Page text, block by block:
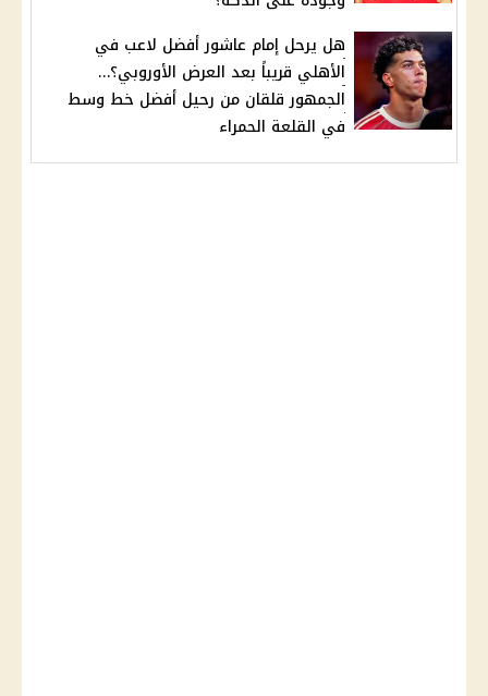
هل يرحل إمام عاشور أفضل لاعب في
الأهلي قريباً بعد العرض الأوروبي؟…
الجمهور قلقان من رحيل أفضل خط وسط
في القلعة الحمراء